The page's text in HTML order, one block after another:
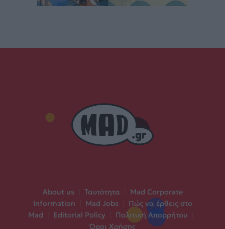
About us Ταυτότητα
Mad Corporate
Information
Mad Jobs
Πώς να έρθεις στο
Mad
Editorial Policy Πολιτική Απορρήτου
Όροι Χρήσης